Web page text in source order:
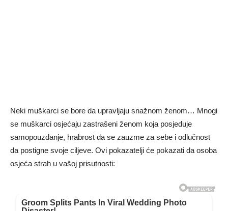
Neki muškarci se bore da upravljaju snažnom ženom… Mnogi
se muškarci osjećaju zastrašeni ženom koja posjeduje
samopouzdanje, hrabrost da se zauzme za sebe i odlučnost
da postigne svoje ciljeve. Ovi pokazatelji će pokazati da osoba
osjeća strah u vašoj prisutnosti: